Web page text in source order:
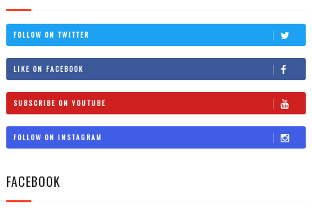
FOLLOW ON TWITTER
LIKE ON FACEBOOK
SUBSCRIBE ON YOUTUBE
FOLLOW ON INSTAGRAM
FACEBOOK